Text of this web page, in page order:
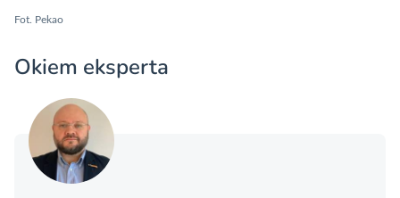
Fot. Pekao
Okiem eksperta